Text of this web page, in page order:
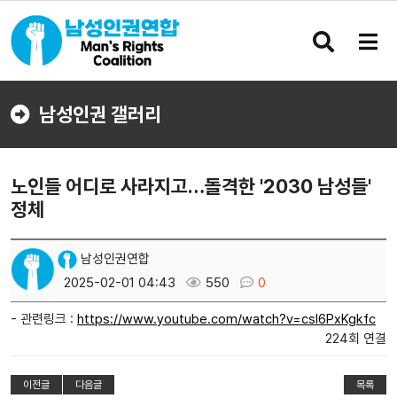
검
버
메
버
남성인권 갤러리
노인들 어디로 사라지고…돌격한 '2030 남성들'
정체
남성인권연합
2025-02-01 04:43
550 0
- 관련링크 : https://www.youtube.com/watch?v=csI6PxKgkfc
224회 연결
이전글 다음글 목록